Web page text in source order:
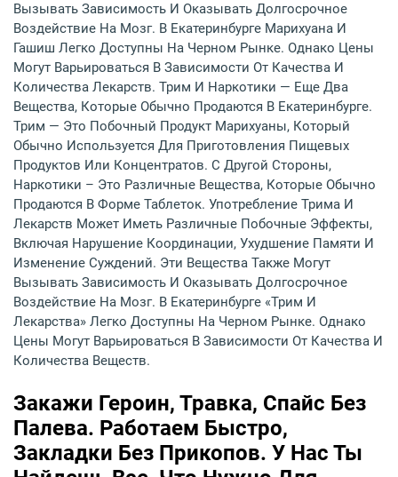
Вызывать Зависимость И Оказывать Долгосрочное
Воздействие На Мозг. В Екатеринбурге Марихуана И
Гашиш Легко Доступны На Черном Рынке. Однако Цены
Могут Варьироваться В Зависимости От Качества И
Количества Лекарств. Трим И Наркотики — Еще Два
Вещества, Которые Обычно Продаются В Екатеринбурге.
Трим — Это Побочный Продукт Марихуаны, Который
Обычно Используется Для Приготовления Пищевых
Продуктов Или Концентратов. С Другой Стороны,
Наркотики – Это Различные Вещества, Которые Обычно
Продаются В Форме Таблеток. Употребление Трима И
Лекарств Может Иметь Различные Побочные Эффекты,
Включая Нарушение Координации, Ухудшение Памяти И
Изменение Суждений. Эти Вещества Также Могут
Вызывать Зависимость И Оказывать Долгосрочное
Воздействие На Мозг. В Екатеринбурге «Трим И
Лекарства» Легко Доступны На Черном Рынке. Однако
Цены Могут Варьироваться В Зависимости От Качества И
Количества Веществ.
Закажи Героин, Травка, Спайс Без
Палева. Работаем Быстро,
Закладки Без Прикопов. У Нас Ты